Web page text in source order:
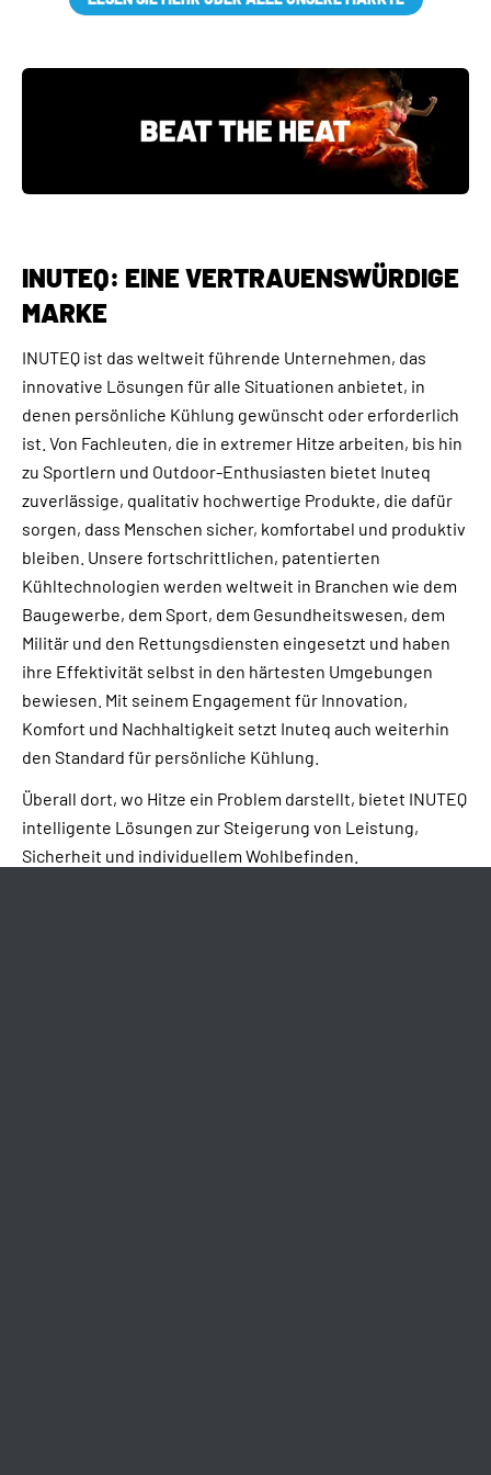
INUTEQ: EINE VERTRAUENSWÜRDIGE
MARKE
INUTEQ ist das weltweit führende Unternehmen, das
innovative Lösungen für alle Situationen anbietet, in
denen persönliche Kühlung gewünscht oder erforderlich
ist. Von Fachleuten, die in extremer Hitze arbeiten, bis hin
zu Sportlern und Outdoor-Enthusiasten bietet Inuteq
zuverlässige, qualitativ hochwertige Produkte, die dafür
sorgen, dass Menschen sicher, komfortabel und produktiv
bleiben. Unsere fortschrittlichen, patentierten
Kühltechnologien werden weltweit in Branchen wie dem
Baugewerbe, dem Sport, dem Gesundheitswesen, dem
Militär und den Rettungsdiensten eingesetzt und haben
ihre Effektivität selbst in den härtesten Umgebungen
bewiesen. Mit seinem Engagement für Innovation,
Komfort und Nachhaltigkeit setzt Inuteq auch weiterhin
den Standard für persönliche Kühlung.
Überall dort, wo Hitze ein Problem darstellt, bietet INUTEQ
intelligente Lösungen zur Steigerung von Leistung,
Sicherheit und individuellem Wohlbefinden.